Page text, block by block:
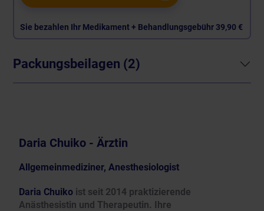
Sie bezahlen Ihr Medikament + Behandlungsgebühr 39,90 €
Packungsbeilagen (2)
Daria Chuiko - Ärztin
Allgemeinmediziner, Anesthesiologist
Daria Chuiko ist seit 2014 praktizierende
Anästhesistin und Therapeutin. Ihre